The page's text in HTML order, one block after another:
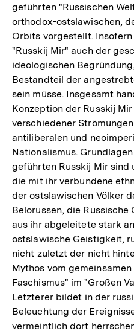
geführten "Russischen
orthodox-ostslawischen,
Orbits vorgestellt.
"Russkij Mir" auch der
ideologischen
Bestandteil der
sein müsse. Insgesamt
Konzeption der Russkij
verschiedener
antiliberalen und
Nationalismus.
geführten Russkij Mir sind
die mit ihr verbundene
der ostslawischen Völker
Belorussen, die
aus ihr abgeleitete stark
ostslawische Geistigkeit,
nicht zuletzt der nicht
Mythos vom
Faschismus" im "Großen
Letzterer bildet in der
Beleuchtung der
vermeintlich dort